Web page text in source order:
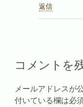
返信
コメントを
メールアドレスが
付いている欄は必